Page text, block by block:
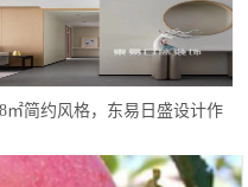
㎡简约风格，东易日盛设计作